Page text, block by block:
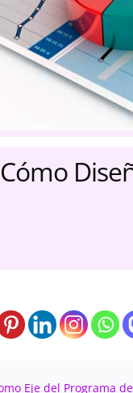
Cómo
Eje del Programa